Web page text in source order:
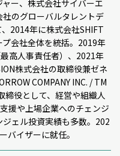
ー、株式会社サイバーエ
のグローバルタレントデ
2014年に株式会社SHIFT
会社全体を統括。2019年
高人事責任者）、2021年
株式会社の取締役兼ゼネ
COMPANY INC. / TM
締役として、経営や組織人
援や上場企業へのチェンジ
ェル投資実績も多数。202
バイザーに就任。